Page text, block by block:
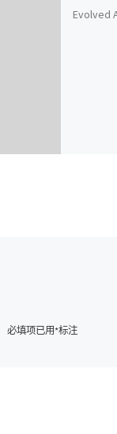
Evolved
必填项已用*标注